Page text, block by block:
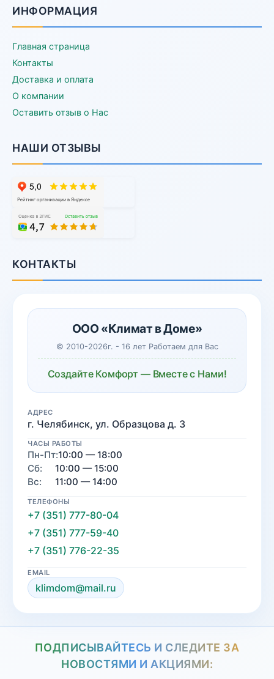
ИНФОРМАЦИЯ
Главная страница
Контакты
Доставка и оплата
О компании
Оставить отзыв о Нас
НАШИ ОТЗЫВЫ
КОНТАКТЫ
ООО «Климат в Доме»
© 2010-2026г. - 16 лет Работаем для Вас
Создайте Комфорт — Вместе с Нами!
АДРЕС
г. Челябинск, ул. Образцова д. 3
ЧАСЫ РАБОТЫ
Пн-Пт:10:00 — 18:00
Сб:
10:00 — 15:00
Вс:
11:00 — 14:00
ТЕЛЕФОНЫ
+7 (351) 777-80-04
+7 (351) 777-59-40
+7 (351) 776-22-35
EMAIL
klimdom@mail.ru
ПОДПИСЫВАЙТЕСЬ И СЛЕДИТЕ ЗА
НОВОСТЯМИ И АКЦИЯМИ: